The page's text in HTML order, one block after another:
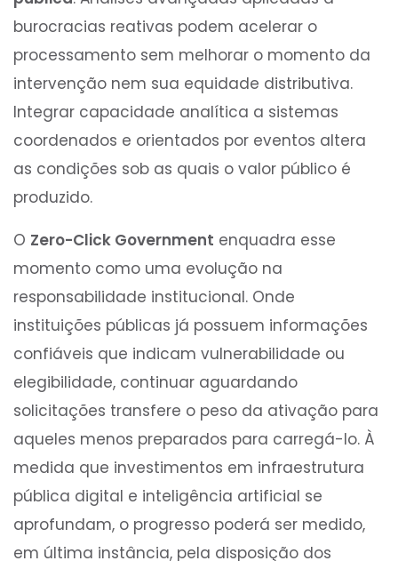
burocracias reativas podem acelerar o
processamento sem melhorar o momento da
intervenção nem sua equidade distributiva.
Integrar capacidade analítica a sistemas
coordenados e orientados por eventos altera
as condições sob as quais o valor público é
produzido.
O Zero-Click Government enquadra esse
momento como uma evolução na
responsabilidade institucional. Onde
instituições públicas já possuem informações
confiáveis que indicam vulnerabilidade ou
elegibilidade, continuar aguardando
solicitações transfere o peso da ativação para
aqueles menos preparados para carregá-lo. À
medida que investimentos em infraestrutura
pública digital e inteligência artificial se
aprofundam, o progresso poderá ser medido,
em última instância, pela disposição dos